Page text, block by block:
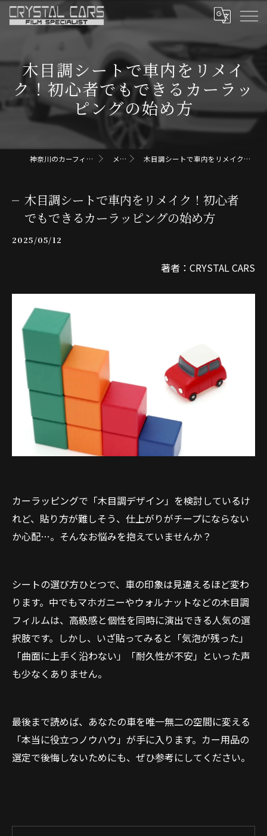
木目調シートで車内をリメイ
ク！初心者でもできるカーラッ
ピングの始め方
神奈川のカーフィルムならクリスタルカーズ メディア 木目調シートで車内をリメイク！初心者でもできるカーラッピングの始め方
木目調シートで車内をリメイク！初心者
でもできるカーラッピングの始め方
2025/05/12
著者：CRYSTAL CARS
カーラッピングで「木目調デザイン」を検討しているけ
れど、貼り方が難しそう、仕上がりがチープにならない
か心配…。そんなお悩みを抱えていませんか？
シートの選び方ひとつで、車の印象は見違えるほど変わ
ります。中でもマホガニーやウォルナットなどの木目調
フィルムは、高級感と個性を同時に演出できる人気の選
択肢です。しかし、いざ貼ってみると「気泡が残った」
「曲面に上手く沿わない」「耐久性が不安」といった声
も少なくありません。
最後まで読めば、あなたの車を唯一無二の空間に変える
「本当に役立つノウハウ」が手に入ります。カー用品の
選定で後悔しないためにも、ぜひ参考にしてください。